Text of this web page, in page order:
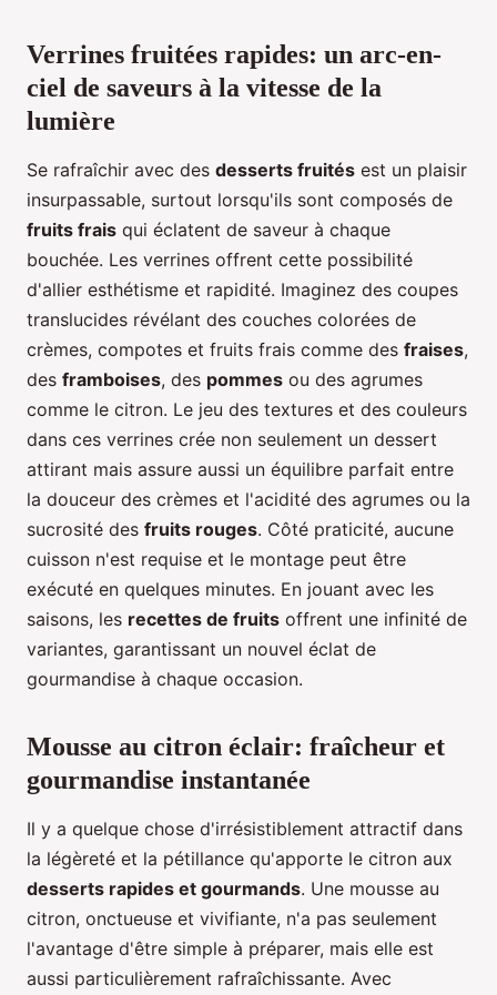
Verrines fruitées rapides: un arc-en-
ciel de saveurs à la vitesse de la
lumière
Se rafraîchir avec des desserts fruités est un plaisir
insurpassable, surtout lorsqu'ils sont composés de
fruits frais qui éclatent de saveur à chaque
bouchée. Les verrines offrent cette possibilité
d'allier esthétisme et rapidité. Imaginez des coupes
translucides révélant des couches colorées de
crèmes, compotes et fruits frais comme des fraises,
des framboises, des pommes ou des agrumes
comme le citron. Le jeu des textures et des couleurs
dans ces verrines crée non seulement un dessert
attirant mais assure aussi un équilibre parfait entre
la douceur des crèmes et l'acidité des agrumes ou la
sucrosité des fruits rouges. Côté praticité, aucune
cuisson n'est requise et le montage peut être
exécuté en quelques minutes. En jouant avec les
saisons, les recettes de fruits offrent une infinité de
variantes, garantissant un nouvel éclat de
gourmandise à chaque occasion.
Mousse au citron éclair: fraîcheur et
gourmandise instantanée
Il y a quelque chose d'irrésistiblement attractif dans
la légèreté et la pétillance qu'apporte le citron aux
desserts rapides et gourmands. Une mousse au
citron, onctueuse et vivifiante, n'a pas seulement
l'avantage d'être simple à préparer, mais elle est
aussi particulièrement rafraîchissante. Avec